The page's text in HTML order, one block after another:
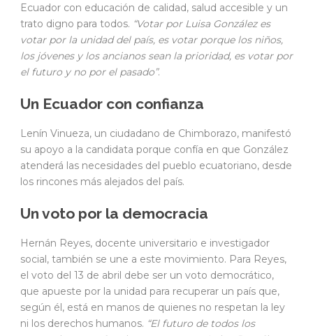
Ecuador con educación de calidad, salud accesible y un
trato digno para todos. “Votar por Luisa González es
votar por la unidad del país, es votar porque los niños,
los jóvenes y los ancianos sean la prioridad, es votar por
el futuro y no por el pasado”.
Un Ecuador con confianza
Lenín Vinueza, un ciudadano de Chimborazo, manifestó
su apoyo a la candidata porque confía en que González
atenderá las necesidades del pueblo ecuatoriano, desde
los rincones más alejados del país.
Un voto por la democracia
Hernán Reyes, docente universitario e investigador
social, también se une a este movimiento. Para Reyes,
el voto del 13 de abril debe ser un voto democrático,
que apueste por la unidad para recuperar un país que,
según él, está en manos de quienes no respetan la ley
ni los derechos humanos. “El futuro de todos los